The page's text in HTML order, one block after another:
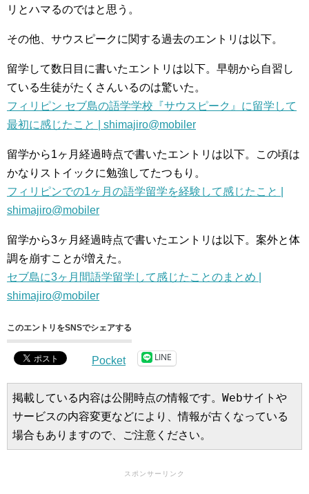
リとハマるのではと思う。
その他、サウスピークに関する過去のエントリは以下。
留学して数日目に書いたエントリは以下。早朝から自習し
ている生徒がたくさんいるのは驚いた。
フィリピン セブ島の語学学校『サウスピーク』に留学して
最初に感じたこと | shimajiro@mobiler
留学から1ヶ月経過時点で書いたエントリは以下。この頃は
かなりストイックに勉強してたつもり。
フィリピンでの1ヶ月の語学留学を経験して感じたこと |
shimajiro@mobiler
留学から3ヶ月経過時点で書いたエントリは以下。案外と体
調を崩すことが増えた。
セブ島に3ヶ月間語学留学して感じたことのまとめ |
shimajiro@mobiler
このエントリをSNSでシェアする
Pocket LINE
掲載している内容は公開時点の情報です。Webサイトや
サービスの内容変更などにより、情報が古くなっている
場合もありますので、ご注意ください。
スポンサーリンク